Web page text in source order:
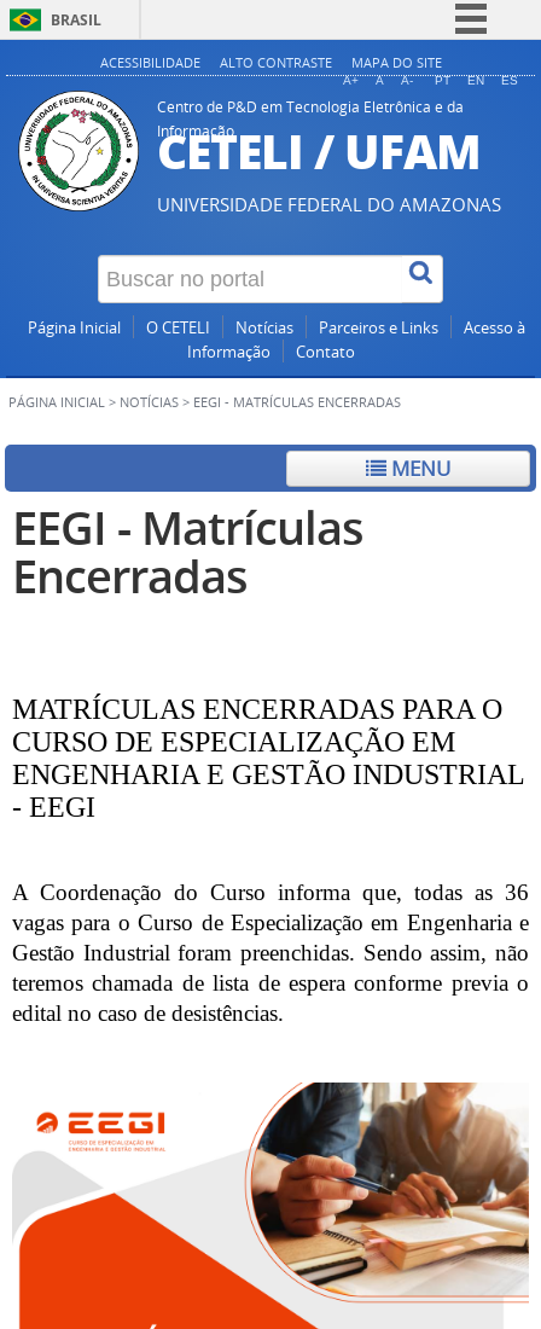
BRASIL
Simplifique!
Comunica BR
Participe
Acesso à informação
Legislação
Canais
ACESSIBILIDADE ALTO CONTRASTE MAPA DO SITE
A+ A A- PT EN ES
Centro de P&D em Tecnologia Eletrônica e da
Informação
CETELI / UFAM
UNIVERSIDADE FEDERAL DO AMAZONAS
Página Inicial O CETELI Notícias Parceiros e Links
Acesso à
Informação
Contato
PÁGINA INICIAL > NOTÍCIAS > EEGI - MATRÍCULAS ENCERRADAS
MENU
EEGI - Matrículas
Encerradas
MATRÍCULAS ENCERRADAS PARA O
CURSO DE ESPECIALIZAÇÃO EM
ENGENHARIA E GESTÃO INDUSTRIAL
- EEGI
A Coordenação do Curso informa que, todas as 36
vagas para o Curso de Especialização em Engenharia e
Gestão Industrial foram preenchidas. Sendo assim, não
teremos chamada de lista de espera conforme previa o
edital no caso de desistências.